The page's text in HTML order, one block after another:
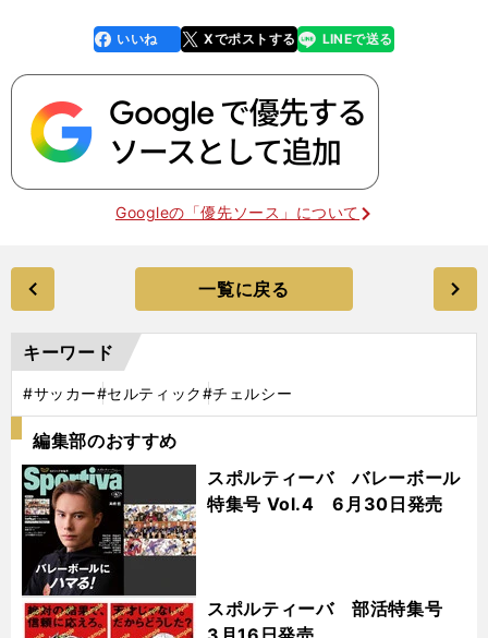
faceboo
k
いいね Xでポストする
line LINEで送る
Googleの「優先ソース」について
一覧に戻る
キーワード
#サッカー#セルティック#チェルシー
編集部のおすすめ
スポルティーバ バレーボール
特集号 Vol.4 6月30日発売
スポルティーバ 部活特集号